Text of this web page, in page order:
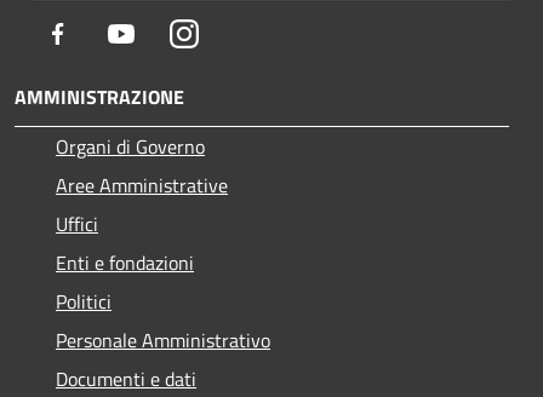
Facebook YoutubeInstagram
AMMINISTRAZIONE
Organi di Governo
Aree Amministrative
Uffici
Enti e fondazioni
Politici
Personale Amministrativo
Documenti e dati